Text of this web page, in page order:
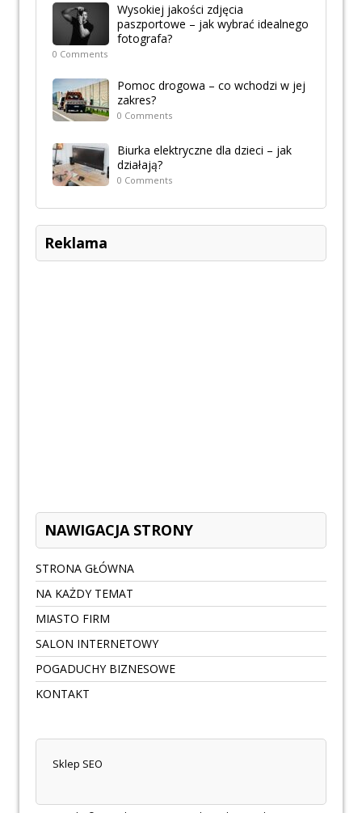
Wysokiej jakości zdjęcia
paszportowe – jak wybrać idealnego
fotografa?
0 Comments
Pomoc drogowa – co wchodzi w jej
zakres?
0 Comments
Biurka elektryczne dla dzieci – jak
działają?
0 Comments
Reklama
NAWIGACJA STRONY
STRONA GŁÓWNA
NA KAŻDY TEMAT
MIASTO FIRM
SALON INTERNETOWY
POGADUCHY BIZNESOWE
KONTAKT
Sklep SEO